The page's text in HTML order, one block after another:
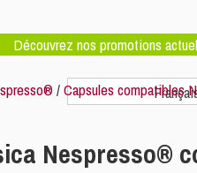
Découvrez nos promotions
/Capsules compatibles
Nespresso®